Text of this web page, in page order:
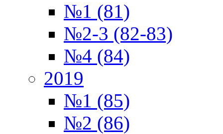
№1 (81)
№2-3 (82-83)
№4 (84)
2019
№1 (85)
№2 (86)